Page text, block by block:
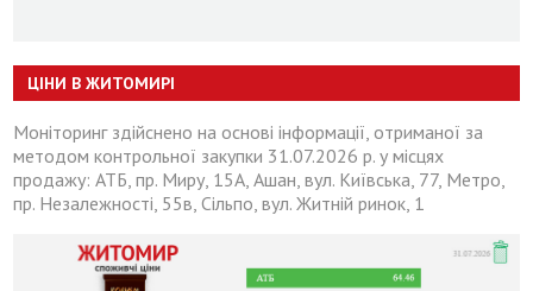
ЦІНИ В ЖИТОМИРІ
Моніторинг здійснено на основі інформації, отриманої за
методом контрольної закупки 31.07.2026 р. у місцях
продажу: АТБ, пр. Миру, 15А, Ашан, вул. Київська, 77, Метро,
пр. Незалежності, 55в, Сільпо, вул. Житній ринок, 1